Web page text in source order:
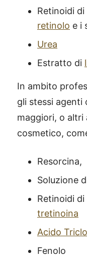
Retinoidi
retinolo e i
Urea
Estratto di
In ambito
gli stessi agenti
maggiori, o altri
cosmetico,
Resorcina,
Soluzione
Retinoidi
tretinoina
Acido
Fenolo